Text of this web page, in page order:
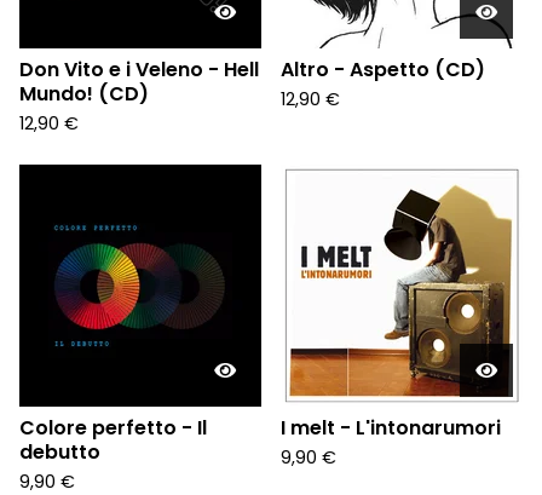
Don Vito e i Veleno - Hell
Mundo! (CD)
12,90 €
Altro - Aspetto (CD)
12,90 €
Colore perfetto - Il
debutto
9,90 €
I melt - L'intonarumori
9,90 €